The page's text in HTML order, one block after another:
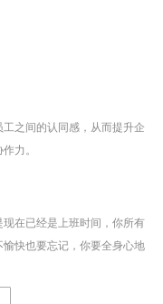
之间的认同感，从而提升企
力。
在已经是上班时间，你所有
快也要忘记，你要全身心地